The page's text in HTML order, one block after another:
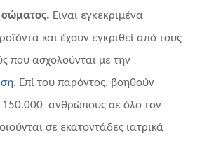
σώματος. Είναι εγκεκριμένα
και έχουν εγκριθεί από τους
που ασχολούνται με την
. Επί του παρόντος, βοηθούν
150.000 ανθρώπους σε όλο τον
σε εκατοντάδες ιατρικά